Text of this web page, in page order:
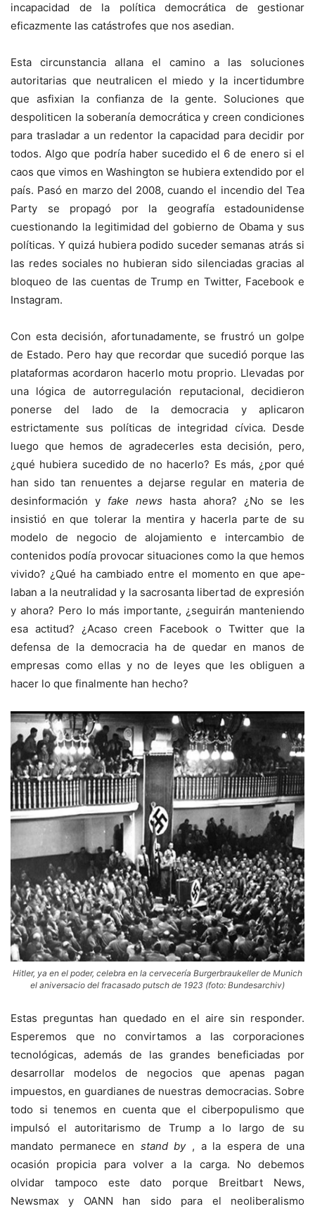
incapacidad de la política democrática de gestionar
eficazmente las catástrofes que nos asedian.
Esta circunstancia allana el camino a las soluciones
autoritarias que neutralicen el miedo y la incertidumbre
que asfixian la confianza de la gente. Soluciones que
despoliticen la soberanía democrática y creen condiciones
para trasladar a un redentor la capacidad para decidir por
todos. Algo que podría haber sucedido el 6 de enero si el
caos que vimos en Washington se hubiera extendido por el
país. Pasó en marzo del 2008, cuando el incendio del Tea
Party se propagó por la geografía estadounidense
cuestionando la legitimidad del gobierno de Obama y sus
políticas. Y quizá hubiera podido suceder semanas atrás si
las redes sociales no hubieran sido silenciadas gracias al
bloqueo de las cuentas de Trump en Twitter, Facebook e
Instagram.
Con esta decisión, afortunadamente, se frustró un golpe
de Estado. Pero hay que recordar que sucedió porque las
plataformas acordaron hacerlo motu proprio. Llevadas por
una lógica de autorregulación reputacional, decidieron
ponerse del lado de la democracia y aplicaron
estrictamente sus políticas de integridad cívica. Desde
luego que hemos de agradecerles esta decisión, pero,
¿qué hubiera sucedido de no hacerlo? Es más, ¿por qué
han sido tan renuentes a dejarse regular en materia de
desinformación y fake news hasta ahora? ¿No se les
insistió en que tolerar la mentira y hacerla parte de su
modelo de negocio de alojamiento e intercambio de
contenidos podía provocar si­tuaciones como la que hemos
vivido? ¿Qué ha cambiado entre el momento en que ape­
laban a la neutralidad y la sacrosanta libertad de expresión
y ahora? Pero lo más impor­tante, ¿seguirán manteniendo
esa actitud? ¿Acaso creen Facebook o Twitter que la
defensa de la democracia ha de quedar en manos de
empresas como ellas y no de leyes que les obliguen a
hacer lo que finalmente han hecho?
Hitler, ya en el poder, celebra en la cervecería Burgerbraukeller de Munich
el aniversacio del fracasado putsch de 1923 (foto: Bundesarchiv)
Estas preguntas han quedado en el aire sin responder.
Esperemos que no convirtamos a las corporaciones
tecnológicas, además de las grandes beneficiadas por
desarrollar modelos de negocios que apenas pagan
impuestos, en guardianes de nuestras democracias. Sobre
todo si tenemos en cuenta que el ciberpopulismo que
impulsó el autoritarismo de Trump a lo largo de su
mandato permanece en stand by , a la espera de una
ocasión propicia para volver a la carga. No debemos
olvidar tampoco este dato porque Breitbart News,
Newsmax y OANN han sido para el neoliberalismo